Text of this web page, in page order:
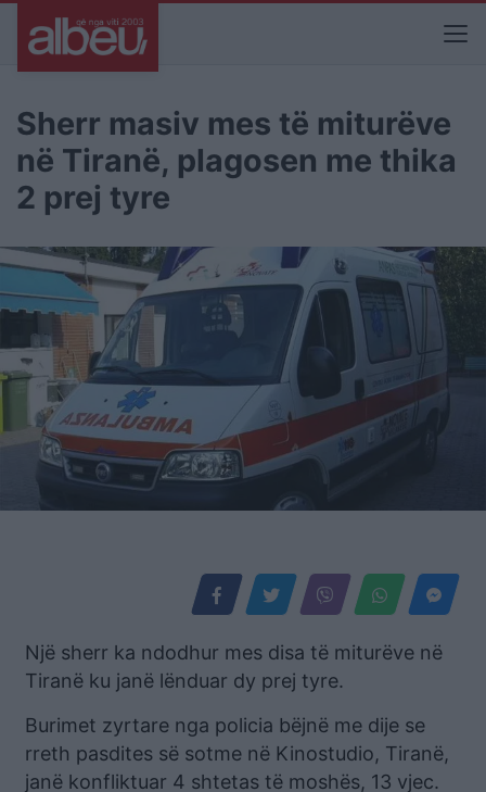
Sherr masiv mes të miturëve
në Tiranë, plagosen me thika
2 prej tyre
Një sherr ka ndodhur mes disa të miturëve në
Tiranë ku janë lënduar dy prej tyre.
Burimet zyrtare nga policia bëjnë me dije se
rreth pasdites së sotme në Kinostudio, Tiranë,
janë konfliktuar 4 shtetas të moshës, 13 vjec.